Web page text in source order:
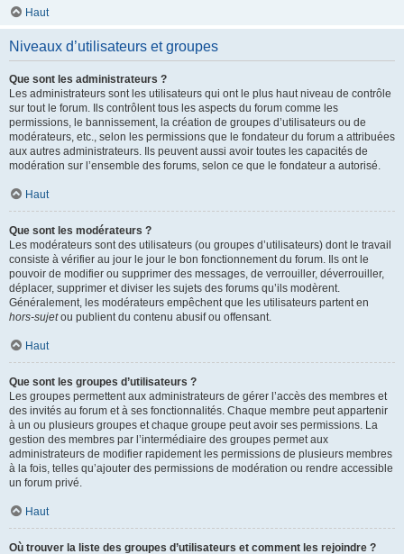
Haut
Niveaux d’utilisateurs et groupes
Que sont les administrateurs ?
Les administrateurs sont les utilisateurs qui ont le plus haut niveau de contrôle
sur tout le forum. Ils contrôlent tous les aspects du forum comme les
permissions, le bannissement, la création de groupes d’utilisateurs ou de
modérateurs, etc., selon les permissions que le fondateur du forum a attribuées
aux autres administrateurs. Ils peuvent aussi avoir toutes les capacités de
modération sur l’ensemble des forums, selon ce que le fondateur a autorisé.
Haut
Que sont les modérateurs ?
Les modérateurs sont des utilisateurs (ou groupes d’utilisateurs) dont le travail
consiste à vérifier au jour le jour le bon fonctionnement du forum. Ils ont le
pouvoir de modifier ou supprimer des messages, de verrouiller, déverrouiller,
déplacer, supprimer et diviser les sujets des forums qu’ils modèrent.
Généralement, les modérateurs empêchent que les utilisateurs partent en
hors-sujetou publient du contenu abusif ou offensant.
Haut
Que sont les groupes d’utilisateurs ?
Les groupes permettent aux administrateurs de gérer l’accès des membres et
des invités au forum et à ses fonctionnalités. Chaque membre peut appartenir
à un ou plusieurs groupes et chaque groupe peut avoir ses permissions. La
gestion des membres par l’intermédiaire des groupes permet aux
administrateurs de modifier rapidement les permissions de plusieurs membres
à la fois, telles qu’ajouter des permissions de modération ou rendre accessible
un forum privé.
Haut
Où trouver la liste des groupes d’utilisateurs et comment les rejoindre ?